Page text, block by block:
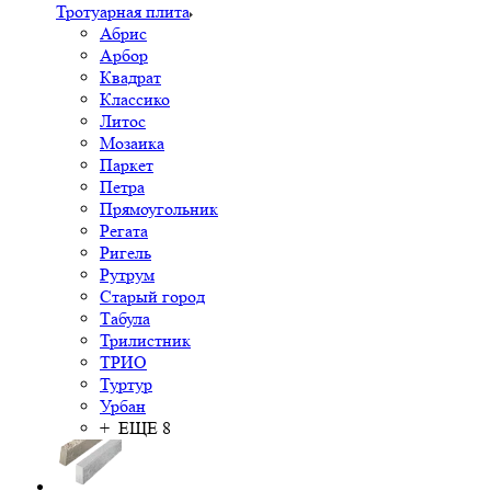
Тротуарная плита
Абрис
Арбор
Квадрат
Классико
Литос
Мозаика
Паркет
Петра
Прямоугольник
Регата
Ригель
Рутрум
Старый город
Табула
Трилистник
ТРИО
Туртур
Урбан
+ ЕЩЕ 8